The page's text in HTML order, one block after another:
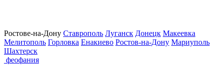
Ростове-на-Дону Ставрополь Луганск Донецк Макеевка
Мелитополь Горловка Енакиево Ростов-на-Дону Мариуполь
Шахтерск
феофания